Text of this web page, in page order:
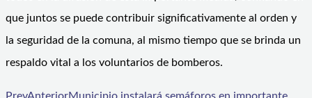
que juntos se puede contribuir significativamente al orden y
la seguridad de la comuna, al mismo tiempo que se brinda un
respaldo vital a los voluntarios de bomberos.
PrevAnteriorMunicipio instalará semáforos en importante